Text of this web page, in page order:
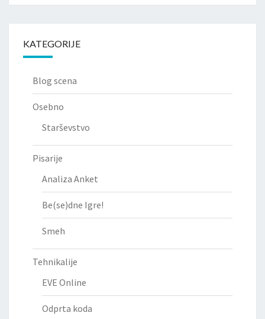
KATEGORIJE
Blog scena
Osebno
Starševstvo
Pisarije
Analiza Anket
Be(se)dne Igre!
Smeh
Tehnikalije
EVE Online
Odprta koda